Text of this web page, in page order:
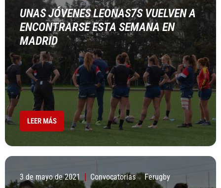
UNAS JÓVENES LEONAS7S VUELVEN A
ENCONTRARSE ESTA SEMANA EN
MADRID
LEER MÁS
3 de mayo de 2021 Convocatorias Ferugby